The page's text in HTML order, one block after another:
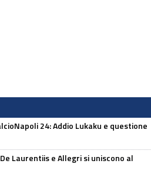
24: Addio Lukaku e questione
Laurentiis e Allegri si uniscono al